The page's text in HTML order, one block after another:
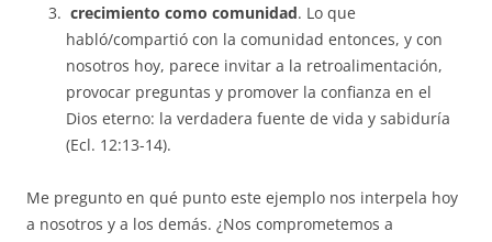
crecimiento como comunidad. Lo que
habló/compartió con la comunidad entonces, y con
nosotros hoy, parece invitar a la retroalimentación,
provocar preguntas y promover la confianza en el
Dios eterno: la verdadera fuente de vida y sabiduría
(Ecl. 12:13-14).
Me pregunto en qué punto este ejemplo nos interpela hoy
a nosotros y a los demás. ¿Nos comprometemos a